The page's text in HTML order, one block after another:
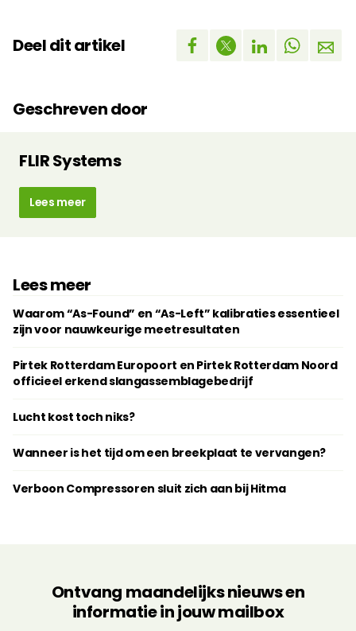
Deel dit artikel
Geschreven door
FLIR Systems
Lees meer
Lees meer
Waarom “As-Found” en “As-Left” kalibraties essentieel
zijn voor nauwkeurige meetresultaten
Pirtek Rotterdam Europoort en Pirtek Rotterdam Noord
officieel erkend slangassemblagebedrijf
Lucht kost toch niks?
Wanneer is het tijd om een breekplaat te vervangen?
Verboon Compressoren sluit zich aan bij Hitma
Ontvang maandelijks nieuws en
informatie in jouw mailbox